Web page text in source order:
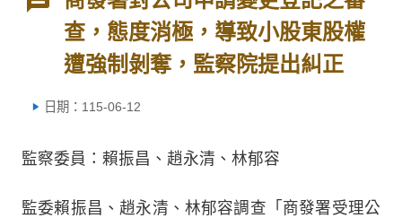
查，態度消極，導致小股東股權
遭強制剝奪，監察院提出糾正
日期：115-06-12
監察委員：賴振昌、趙永清、林郁容
監委賴振昌、趙永清、林郁容調查「商發署受理公